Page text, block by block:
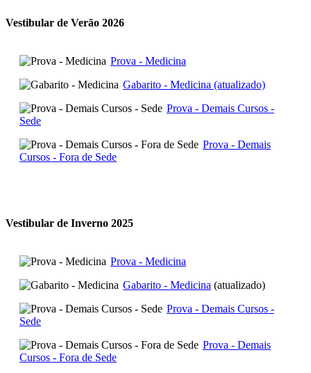
Vestibular de Verão 2026
Prova - Medicina
Gabarito - Medicina (atualizado)
Prova - Demais Cursos -
Sede
Prova - Demais
Cursos - Fora de Sede
Vestibular de Inverno 2025
Prova - Medicina
Gabarito - Medicina (atualizado)
Prova - Demais Cursos -
Sede
Prova - Demais
Cursos - Fora de Sede